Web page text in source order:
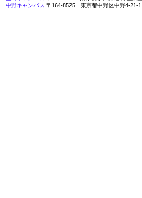
中野キャンパス 〒164-8525 東京都中野区中野4-21-